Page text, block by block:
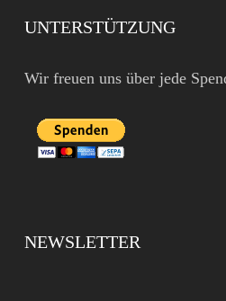
UNTERSTÜTZUNG
Wir freuen uns über jede
NEWSLETTER